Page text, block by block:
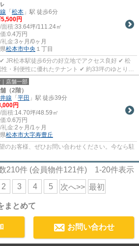
「松本 」駅 徒歩6分
5,500円
面積:33.64坪/111.24㎡
:0.4万円
礼金:3ヶ月/0ヶ月
松本市中央 １丁目
・利便性に優れたテナント ✔ 約33坪のゆとりあ
ちらにも対応可能 ...
店舗一部
（2階）
線 「平田 」駅 徒歩39分
円
面積:14.70坪/48.59㎡
:0.6万円
礼金:2ヶ月/1ヶ月
松本市大字寿豊丘
のお客様、ぜひお問い合わせください。今なら駐
210件 (会員物件121件) 1-20件表示
2 3 4 5 次へ>> 最初
まとめて
お問い合わせ